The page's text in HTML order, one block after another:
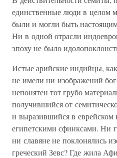
единственные люди в целом
были и могли быть
Ни в одной отрасли
эпоху не было
Истые арийские индийцы,
не имели ни изображений
непонятен тот грубо
получившийся от
и выразившийся в еврейском
египетскими сфинксами. Ни
ни славяне не поклонялись
греческий Зевс? Где жила